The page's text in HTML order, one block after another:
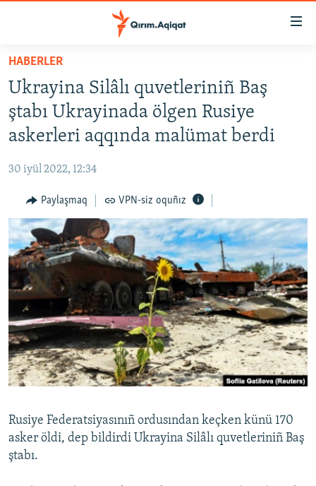
Esas
qaytmaq
Baş
navigatsiyağa
qaytmaq
Qıdıruvğa
qaytmaq
HABERLER
SİYASET
İQTİSADİYAT
MEDENİYET
İNSAN AQLARI
VİDEO
SÜRET
BLOGLAR
FİKİR
Русский
Українською
HABERLER
Ukrayina Silâlı quvetleriniñ Baş
ştabı Ukrayinada ölgen Rusiye
askerleri aqqında malümat berdi
30 iyül 2022, 12:34
Paylaşmaq VPN-siz oquñız
Rusiye Federatsiyasınıñ ordusından keçken künü 170
asker öldi, dep bildirdi Ukrayina Silâlı quvetleriniñ Baş
ştabı.